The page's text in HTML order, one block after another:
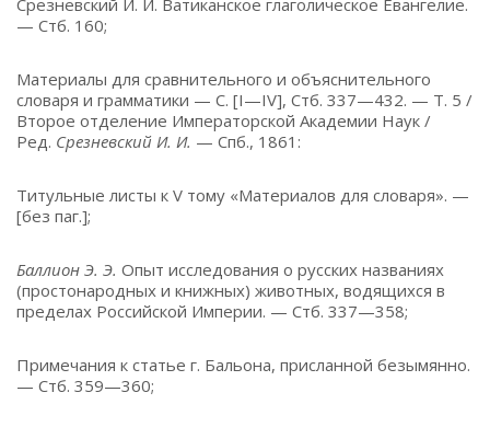
Срезневский И. И. Ватиканское глаголическое Евангелие.
— Стб. 160;
Материалы для сравнительного и объяснительного
словаря и грамматики — С. [I—IV], Стб. 337—432. — Т. 5 /
Второе отделение Императорской Академии Наук /
Ред. Срезневский И. И. — Спб., 1861:
Титульные листы к V тому «Материалов для словаря». —
[без паг.];
Баллион Э. Э. Опыт исследования о русских названиях
(простонародных и книжных) животных, водящихся в
пределах Российской Империи. — Стб. 337—358;
Примечания к статье г. Бальона, присланной безымянно.
— Стб. 359—360;